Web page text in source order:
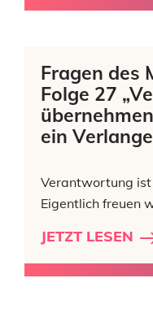
Fragen des
Folge 27
ein
Verantwortung ist
Eigentlich freuen
JETZT LESEN